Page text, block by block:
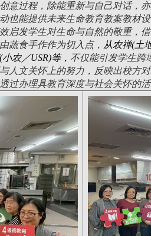
意过程，除能重新与自己对话，
也能提供未来生命教育教案教材设
启发学生对生命与自然的敬重，
蔬食手作作为切入点， 从农禅(土
(小农／USR)等， 不仅能引发学生跨
人文关怀上的努力，反映出校方
过办理具教育深度与社会关怀的